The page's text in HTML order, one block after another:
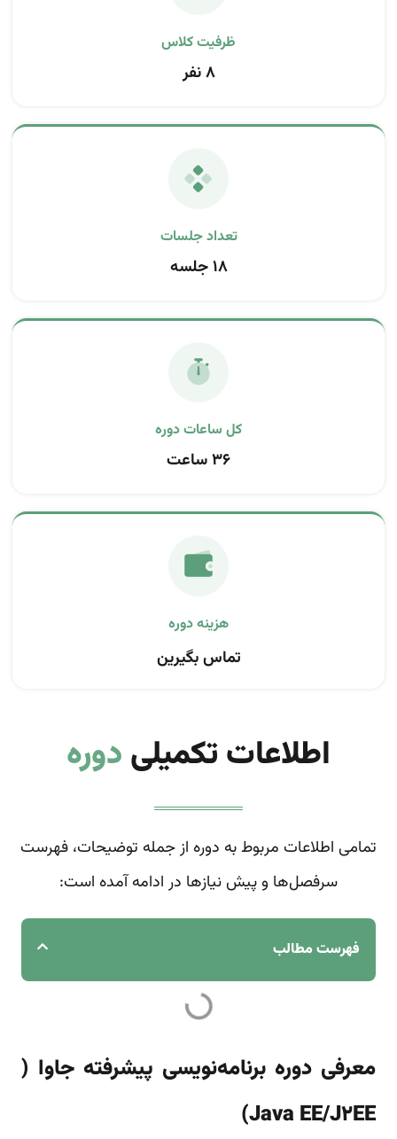
ظرفیت کلاس
۸ نفر
تعداد جلسات
۱۸ جلسه
کل ساعات دوره
۳۶ ساعت
تماس بگیرین
اطلاعات تکمیلیدوره
تمامی اطلاعات مربوط به دوره از جمله توضیحات، فهرست
سرفصل‌ها و پیش نیازها در ادامه آمده است:
فهرست مطالب
معرفی دوره برنامه‌نویسی پیشرفته جاوا (
Java EE/J2EE)